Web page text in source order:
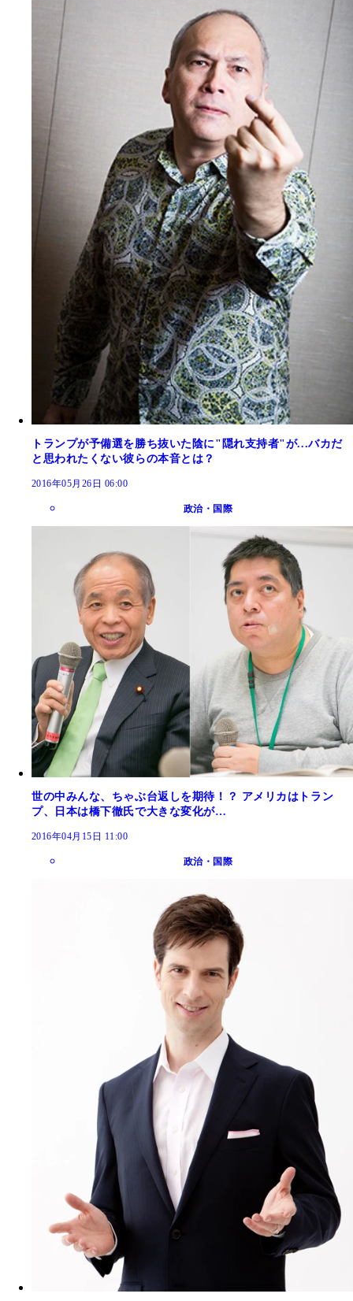
トランプが予備選を勝ち抜いた陰に"隠れ支持者"が...バカだ
と思われたくない彼らの本音とは？
2016年05月26日 06:00
政治・国際
世の中みんな、ちゃぶ台返しを期待！？ アメリカはトラン
プ、日本は橋下徹氏で大きな変化が…
2016年04月15日 11:00
政治・国際